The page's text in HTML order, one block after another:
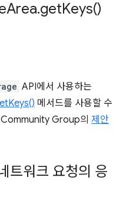
Area.getKeys()
API에서 사용하는
메서드를 사용할 수
Group의 제안
트워크 요청의 응